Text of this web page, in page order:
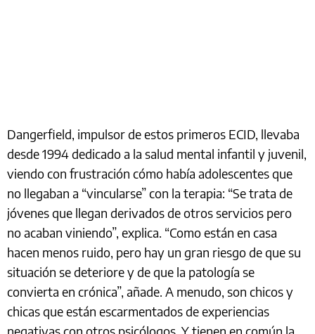
Dangerfield, impulsor de estos primeros ECID, llevaba
desde 1994 dedicado a la salud mental infantil y juvenil,
viendo con frustración cómo había adolescentes que
no llegaban a “vincularse” con la terapia: “Se trata de
jóvenes que llegan derivados de otros servicios pero
no acaban viniendo”, explica. “Como están en casa
hacen menos ruido, pero hay un gran riesgo de que su
situación se deteriore y de que la patología se
convierta en crónica”, añade. A menudo, son chicos y
chicas que están escarmentados de experiencias